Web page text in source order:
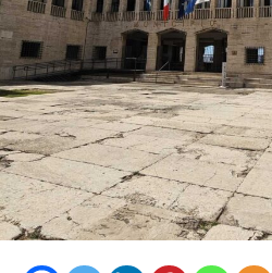
denunciato l’accaduto
pubblicato sui social, nella
informazioni utili a
individuare il responsabile.
Al momento, infatti, non
assistito direttamente
lungomare fosse
nell’ora di punta del sabato.